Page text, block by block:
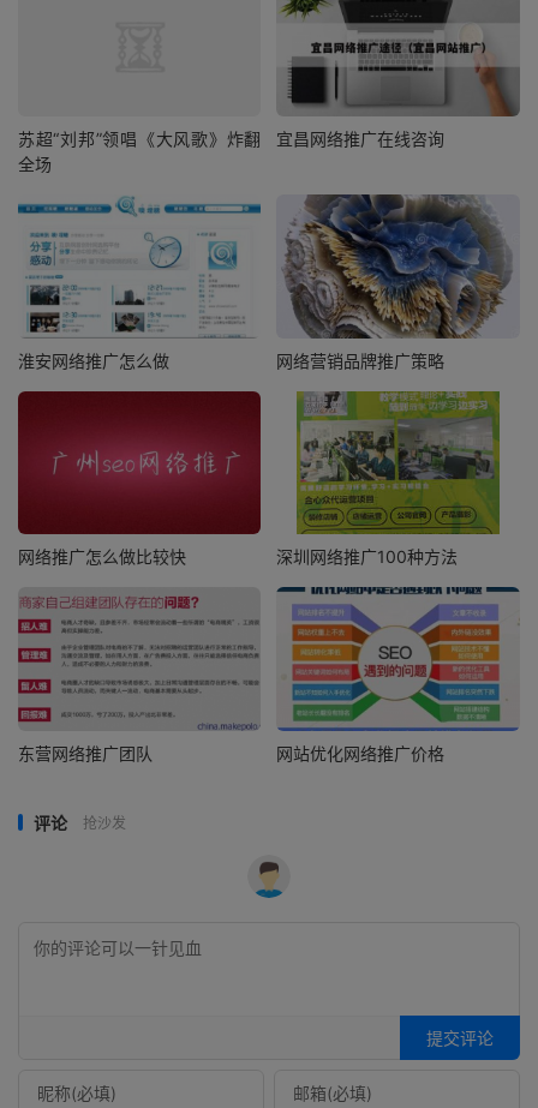
苏超“刘邦”领唱《大风歌》炸翻
全场
宜昌网络推广在线咨询
淮安网络推广怎么做 网络营销品牌推广策略
网络推广怎么做比较快 深圳网络推广100种方法
东营网络推广团队 网站优化网络推广价格
评论 抢沙发
提交评论